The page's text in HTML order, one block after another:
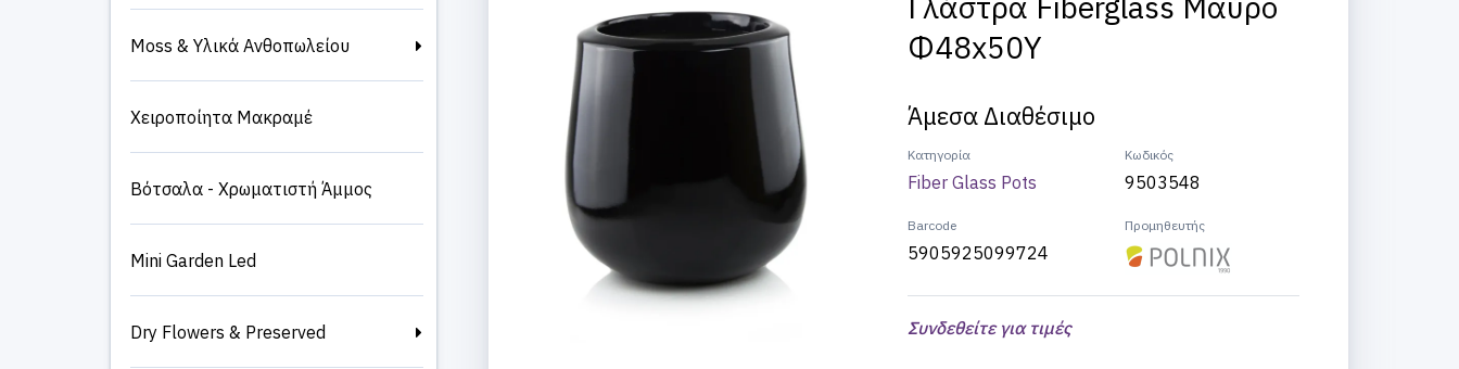
Moss & Υλικά Ανθοπωλείου
Χειροποίητα Μακραμέ
Βότσαλα - Χρωματιστή Άμμος
Mini Garden Led
Dry Flowers & Preserved
Φ48x50Υ
Άμεσα Διαθέσιμο
Κατηγορία
Fiber Glass Pots
Κωδικός
9503548
Barcode
5905925099724
Προμηθευτής
Συνδεθείτε για τιμές